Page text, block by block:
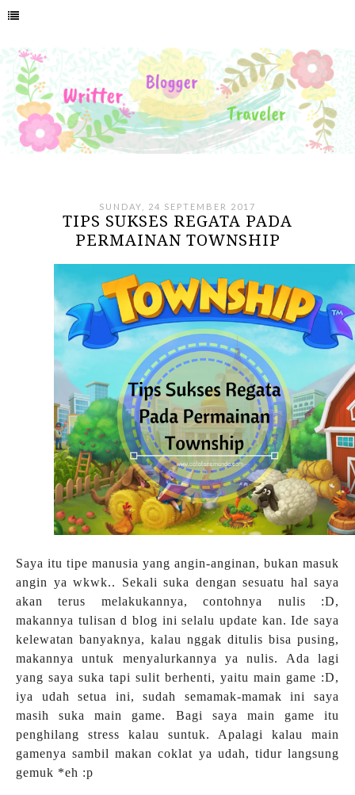
SUNDAY, 24 SEPTEMBER 2017
TIPS SUKSES REGATA PADA
PERMAINAN TOWNSHIP
Saya itu tipe manusia yang angin-anginan, bukan masuk
angin ya wkwk.. Sekali suka dengan sesuatu hal saya
akan terus melakukannya, contohnya nulis :D,
makannya tulisan d blog ini selalu update kan. Ide saya
kelewatan banyaknya, kalau nggak ditulis bisa pusing,
makannya untuk menyalurkannya ya nulis. Ada lagi
yang saya suka tapi sulit berhenti, yaitu main game :D,
iya udah setua ini, sudah semamak-mamak ini saya
masih suka main game. Bagi saya main game itu
penghilang stress kalau suntuk. Apalagi kalau main
gamenya sambil makan coklat ya udah, tidur langsung
gemuk *eh :p